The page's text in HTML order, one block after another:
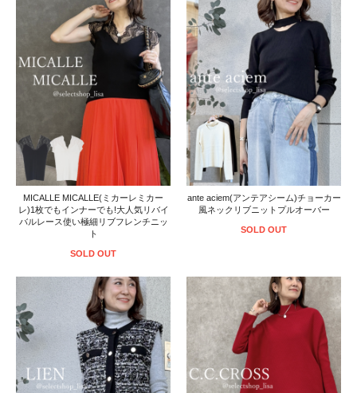
MICALLE MICALLE(ミカーレミカー
レ)1枚でもインナーでも!大人気リバイ
バルレース使い極細リブフレンチニッ
ト
SOLD OUT
ante aciem(アンテアシーム)チョーカー
風ネックリブニットプルオーバー
SOLD OUT